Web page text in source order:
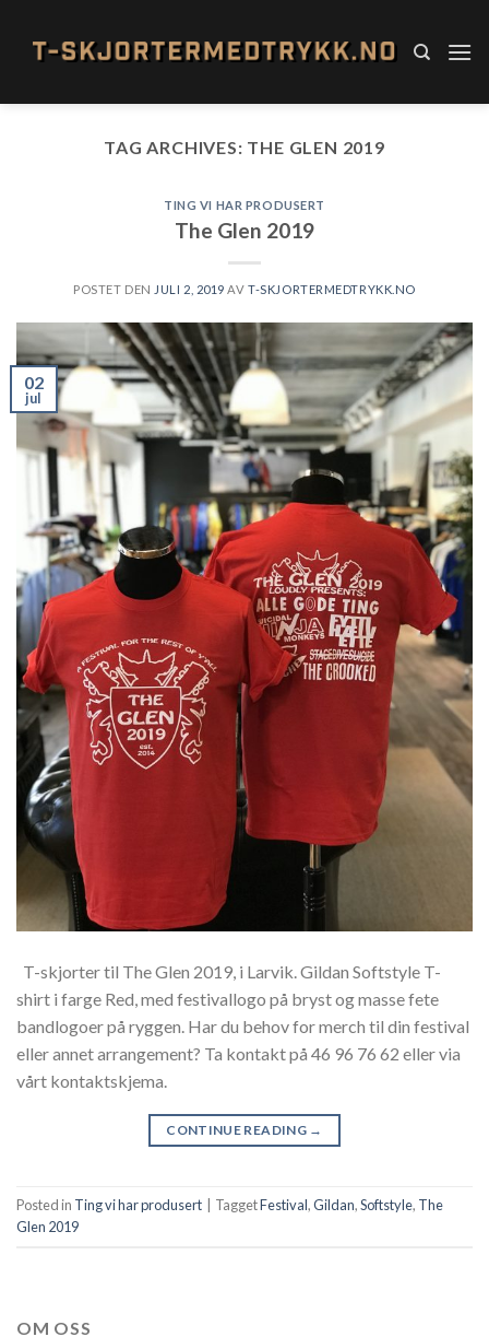
content
TAG ARCHIVES: THE GLEN 2019
TING VI HAR PRODUSERT
The Glen 2019
POSTET DEN JULI 2, 2019 AVT-SKJORTERMEDTRYKK.NO
02
jul
T-skjorter til The Glen 2019, i Larvik. Gildan Softstyle T-
shirt i farge Red, med festivallogo på bryst og masse fete
bandlogoer på ryggen. Har du behov for merch til din festival
eller annet arrangement? Ta kontakt på 46 96 76 62 eller via
vårt kontaktskjema.
CONTINUE READING →
Posted in Ting vi har produsert TaggetFestival,Gildan,Softstyle, The
Glen 2019
OM OSS